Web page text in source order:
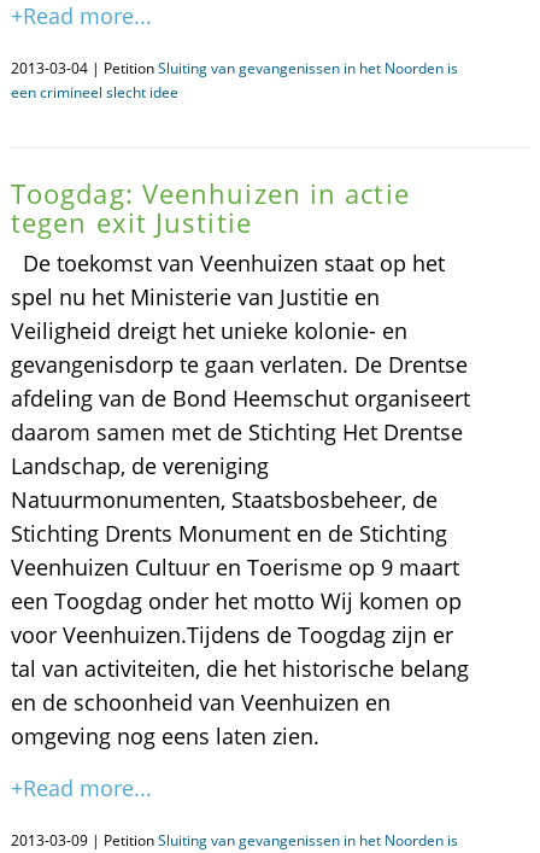
+Read more...
2013-03-04 | PetitionSluiting van gevangenissen in het Noorden is
een crimineel slecht idee
Toogdag: Veenhuizen in actie
tegen exit Justitie
De toekomst van Veenhuizen staat op het
spel nu het Ministerie van Justitie en
Veiligheid dreigt het unieke kolonie- en
gevangenisdorp te gaan verlaten. De Drentse
afdeling van de Bond Heemschut organiseert
daarom samen met de Stichting Het Drentse
Landschap, de vereniging
Natuurmonumenten, Staatsbosbeheer, de
Stichting Drents Monument en de Stichting
Veenhuizen Cultuur en Toerisme op 9 maart
een Toogdag onder het motto Wij komen op
voor Veenhuizen.Tijdens de Toogdag zijn er
tal van activiteiten, die het historische belang
en de schoonheid van Veenhuizen en
omgeving nog eens laten zien.
+Read more...
2013-03-09 | PetitionSluiting van gevangenissen in het Noorden is